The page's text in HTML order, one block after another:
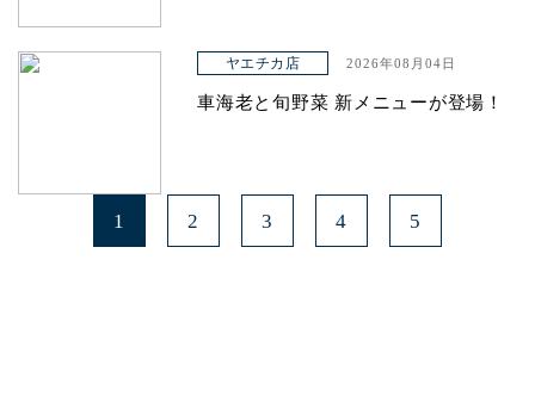
ヤエチカ店 2026年08月04日
車海老と旬野菜 新メニューが登場！
1 2 3 4 5